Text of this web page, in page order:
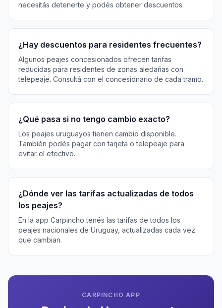
necesitás detenerte y podés obtener descuentos.
¿Hay descuentos para residentes frecuentes?
Algunos peajes concesionados ofrecen tarifas
reducidas para residentes de zonas aledañas con
telepeaje. Consultá con el concesionario de cada tramo.
¿Qué pasa si no tengo cambio exacto?
Los peajes uruguayos tienen cambio disponible.
También podés pagar con tarjeta o telepeaje para
evitar el efectivo.
¿Dónde ver las tarifas actualizadas de todos
los peajes?
En la app Carpincho tenés las tarifas de todos los
peajes nacionales de Uruguay, actualizadas cada vez
que cambian.
CARPINCHO APP